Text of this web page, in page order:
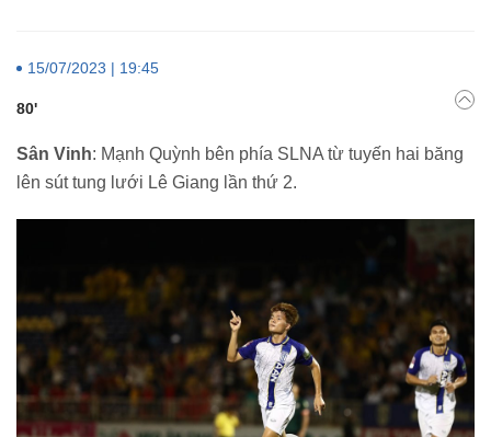
15/07/2023 | 19:45
80'
Sân Vinh: Mạnh Quỳnh bên phía SLNA từ tuyến hai băng
lên sút tung lưới Lê Giang lần thứ 2.